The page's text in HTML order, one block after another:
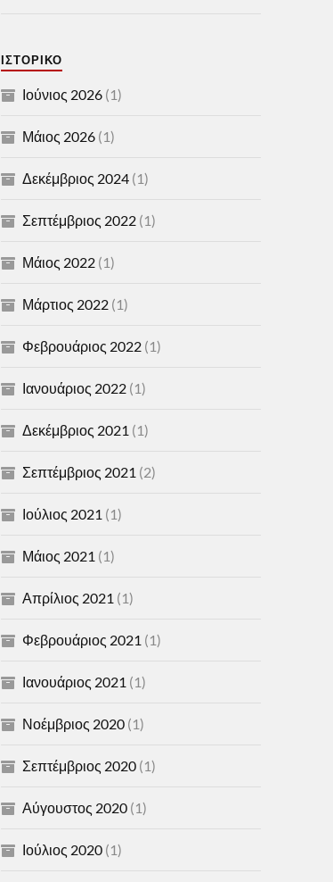
ΙΣΤΟΡΙΚΌ
Ιούνιος 2026(1)
Μάιος 2026(1)
Δεκέμβριος 2024(1)
Σεπτέμβριος 2022(1)
Μάιος 2022(1)
Μάρτιος 2022(1)
Φεβρουάριος 2022(1)
Ιανουάριος 2022(1)
Δεκέμβριος 2021 (1)
Σεπτέμβριος 2021 (2)
Ιούλιος 2021 (1)
Μάιος 2021 (1)
Απρίλιος 2021 (1)
Φεβρουάριος 2021 (1)
Ιανουάριος 2021 (1)
Νοέμβριος 2020(1)
Σεπτέμβριος 2020(1)
Αύγουστος 2020(1)
Ιούλιος 2020(1)